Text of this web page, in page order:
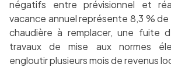
négatifs entre prévisionnel et
vacance annuel représente 8,3 %
chaudière à remplacer, une fuite
travaux de mise aux normes
engloutir plusieurs mois de revenus